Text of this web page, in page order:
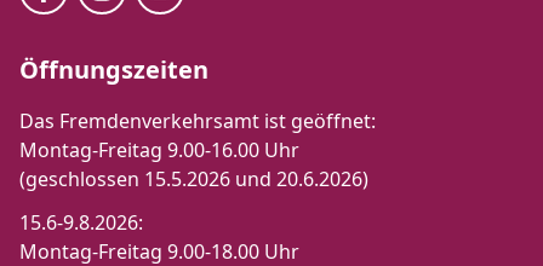
Öffnungszeiten
Das Fremdenverkehrsamt ist geöffnet:
Montag-Freitag 9.00-16.00 Uhr
(geschlossen 15.5.2026 und 20.6.2026)
15.6-9.8.2026:
Montag-Freitag 9.00-18.00 Uhr